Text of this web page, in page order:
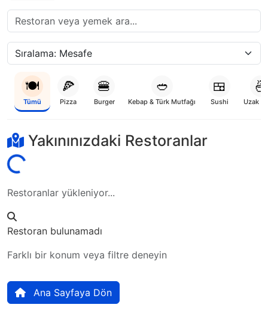
🍽️
Tümü
🍕
Pizza
🍔
Burger
🥙
Kebap & Türk Mutfağı
🍱
Sushi
🍜
Uzak
Yakınınızdaki Restoranlar
Restoranlar yükleniyor...
Restoran bulunamadı
Farklı bir konum veya filtre deneyin
Ana Sayfaya Dön